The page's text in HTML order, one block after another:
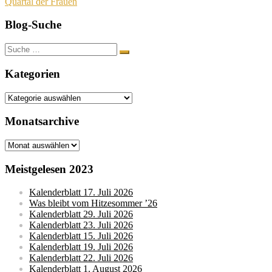
Blog-Suche
Suche
nach:
Kategorien
Kategorien
Monatsarchive
Monatsarchive
Meistgelesen 2023
Kalenderblatt 17. Juli 2026
Was bleibt vom Hitzesommer ’26
Kalenderblatt 29. Juli 2026
Kalenderblatt 23. Juli 2026
Kalenderblatt 15. Juli 2026
Kalenderblatt 19. Juli 2026
Kalenderblatt 22. Juli 2026
Kalenderblatt 1. August 2026